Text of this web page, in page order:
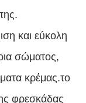
και εύκολη
σώματος,
κρέμας.το
φρεσκάδας